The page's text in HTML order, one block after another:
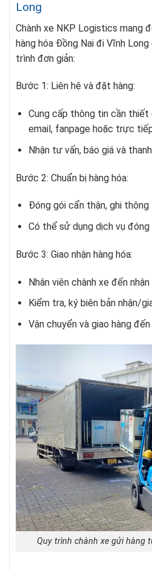
Long
Chành xe NKP Logistics mang
hàng hóa Đồng Nai đi Vĩnh
trình đơn giản:
Bước 1: Liên hệ và đặt hàng:
Cung cấp thông tin cần
email, fanpage hoặc trực
Nhận tư vấn, báo giá và
Bước 2: Chuẩn bị hàng hóa:
Đóng gói cẩn thận, ghi
Có thể sử dụng dịch vụ
Bước 3: Giao nhận hàng hóa:
Nhân viên chành xe đến
Kiểm tra, ký biên bản nhận/
Vận chuyển và giao hàng
Quy trình chành xe gửi hàng